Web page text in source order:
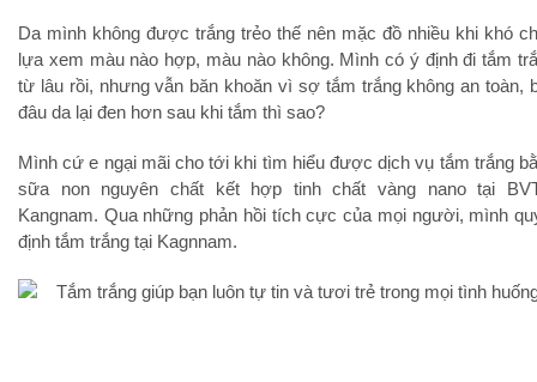
Da mình không được trắng trẻo thế nên mặc đồ nhiều khi khó
lựa xem màu nào hợp, màu nào không. Mình có ý định đi tắm
từ lâu rồi, nhưng vẫn băn khoăn vì sợ tắm trắng không an toàn,
đâu da lại đen hơn sau khi tắm thì sao?
Mình cứ e ngại mãi cho tới khi tìm hiểu được dịch vụ tắm trắng
sữa non nguyên chất kết hợp tinh chất vàng nano tại
Kangnam. Qua những phản hồi tích cực của mọi người, mình
định tắm trắng tại Kagnnam.